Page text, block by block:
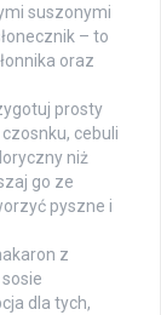
suszonymi
– to
oraz
prosty
cebuli
niż
go ze
pyszne i
z
dla tych,